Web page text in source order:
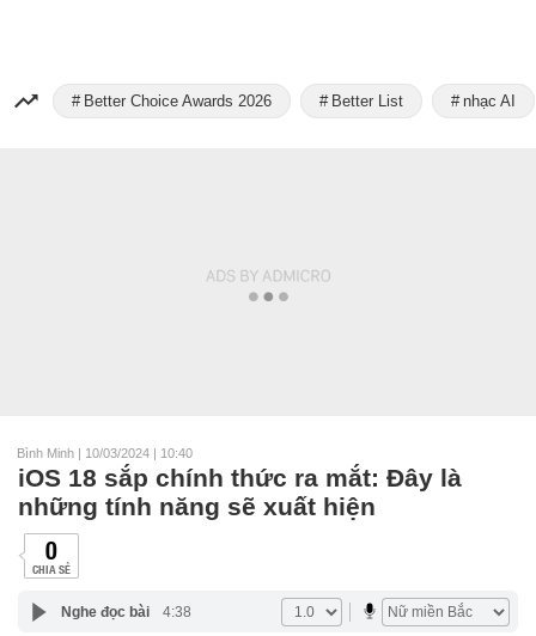
Better Choice Awards 2026 Better List nhạc AI
Bình Minh | 10/03/2024 | 10:40
iOS 18 sắp chính thức ra mắt: Đây là
những tính năng sẽ xuất hiện
0
CHIA SẺ
Nghe đọc bài 4:38